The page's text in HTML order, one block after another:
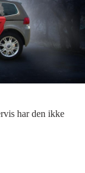
har den ikke